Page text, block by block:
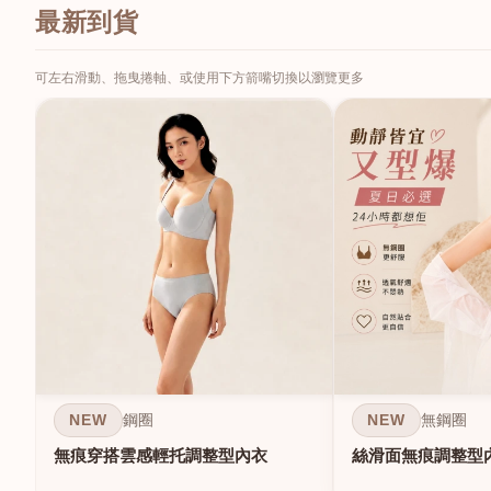
最新到貨
可左右滑動、拖曳捲軸、或使用下方箭嘴切換以瀏覽更多
NEW 鋼圈
無痕穿搭雲感輕托調整型內衣
NEW 無鋼圈
絲滑面無痕調整型